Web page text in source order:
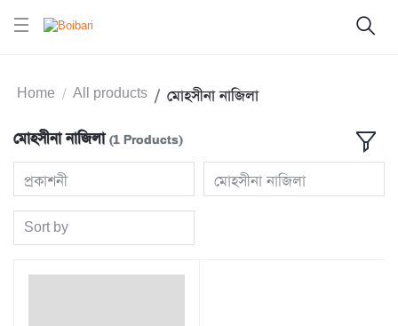
Home All products মােহসীনা নাজিলা
মােহসীনা নাজিলা(1 Products)
প্রকাশনী মােহসীনা নাজিলা
Sort by